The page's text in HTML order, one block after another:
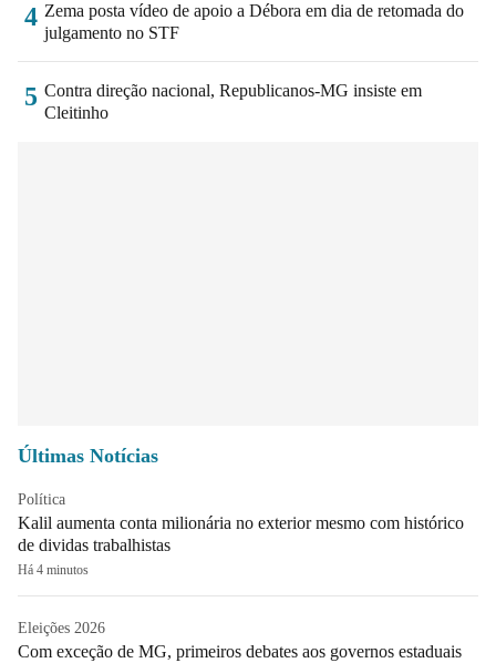
4 Zema posta vídeo de apoio a Débora em dia de retomada do
julgamento no STF
5 Contra direção nacional, Republicanos-MG insiste em
Cleitinho
Últimas Notícias
Política
Kalil aumenta conta milionária no exterior mesmo com histórico
de dividas trabalhistas
Há 4 minutos
Eleições 2026
Com exceção de MG, primeiros debates aos governos estaduais